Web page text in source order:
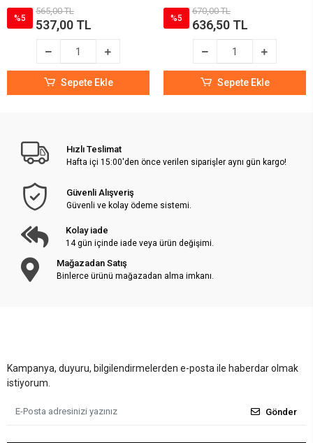
%5
565,00 TL
537,00 TL
Sepete Ekle
%5
670,00 TL
636,50 TL
Sepete Ekle
Hızlı Teslimat
Hafta içi 15:00'den önce verilen siparişler aynı gün kargo!
Güvenli Alışveriş
Güvenli ve kolay ödeme sistemi.
Kolay iade
14 gün içinde iade veya ürün değişimi.
Mağazadan Satış
Binlerce ürünü mağazadan alma imkanı.
Kampanya, duyuru, bilgilendirmelerden e-posta ile haberdar olmak
istiyorum.
Gönder